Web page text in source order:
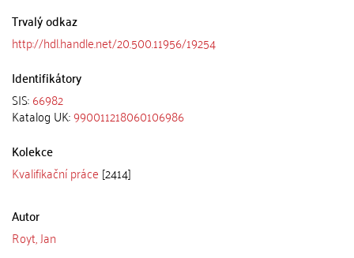
Trvalý odkaz
http://hdl.handle.net/20.500.11956/19254
Identifikátory
SIS:66982
Katalog UK:990011218060106986
Kolekce
Kvalifikační práce [2414]
Autor
Royt, Jan